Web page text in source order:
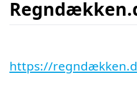
https://